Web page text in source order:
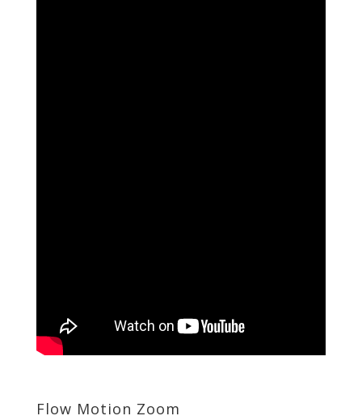
Flow Motion Zoom